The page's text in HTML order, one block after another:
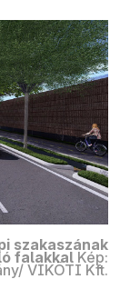
szakaszának
falakkal Kép:
VIKÖTI Kft.